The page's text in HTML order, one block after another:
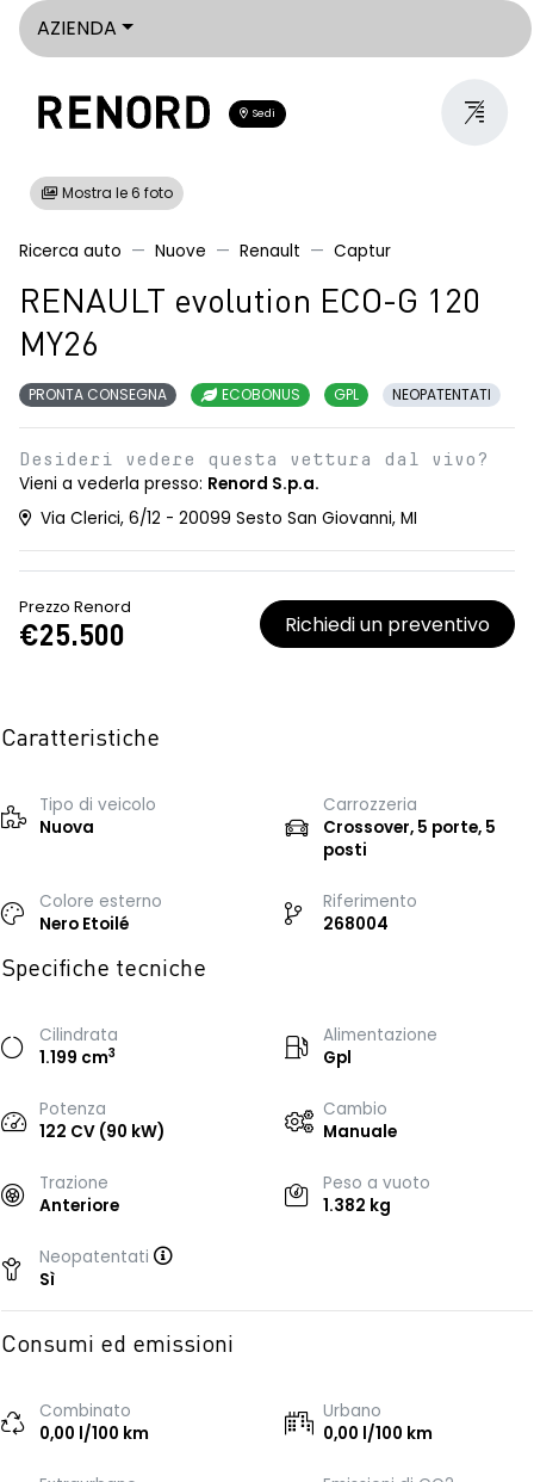
AZIENDA
Sedi
Mostra le 6 foto
Ricerca auto Nuove Renault Captur
RENAULT evolution ECO-G 120
MY26
PRONTA CONSEGNA ECOBONUS GPL NEOPATENTATI
Desideri vedere questa vettura dal vivo?
Vieni a vederla presso: Renord S.p.a.
Via Clerici, 6/12 - 20099 Sesto San Giovanni, MI
Prezzo Renord
€25.500 Richiedi un preventivo
Caratteristiche
Tipo di veicolo
Nuova
Carrozzeria
Crossover, 5 porte, 5
posti
Colore esterno
Nero Etoilé
Riferimento
268004
Specifiche tecniche
Cilindrata
1.199 cm3
Alimentazione
Gpl
Potenza
122 CV (90 kW)
Cambio
Manuale
Trazione
Anteriore
Peso a vuoto
1.382 kg
Neopatentati
Sì
Consumi ed emissioni
Combinato
0,00 l/100 km
Urbano
0,00 l/100 km